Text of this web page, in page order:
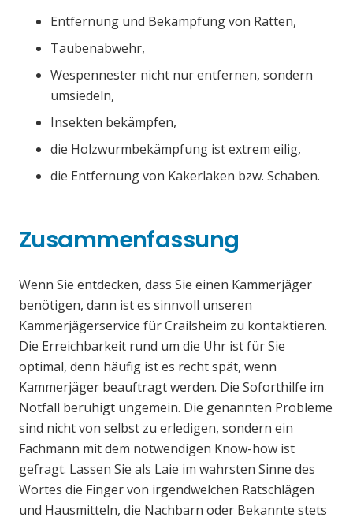
Entfernung und Bekämpfung von Ratten,
Taubenabwehr,
Wespennester nicht nur entfernen, sondern
umsiedeln,
Insekten bekämpfen,
die Holzwurmbekämpfung ist extrem eilig,
die Entfernung von Kakerlaken bzw. Schaben.
Zusammenfassung
Wenn Sie entdecken, dass Sie einen Kammerjäger
benötigen, dann ist es sinnvoll unseren
Kammerjägerservice für Crailsheim zu kontaktieren.
Die Erreichbarkeit rund um die Uhr ist für Sie
optimal, denn häufig ist es recht spät, wenn
Kammerjäger beauftragt werden. Die Soforthilfe im
Notfall beruhigt ungemein. Die genannten Probleme
sind nicht von selbst zu erledigen, sondern ein
Fachmann mit dem notwendigen Know-how ist
gefragt. Lassen Sie als Laie im wahrsten Sinne des
Wortes die Finger von irgendwelchen Ratschlägen
und Hausmitteln, die Nachbarn oder Bekannte stets